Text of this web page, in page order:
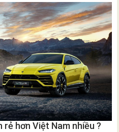
rẻ hơn Việt Nam nhiều ?